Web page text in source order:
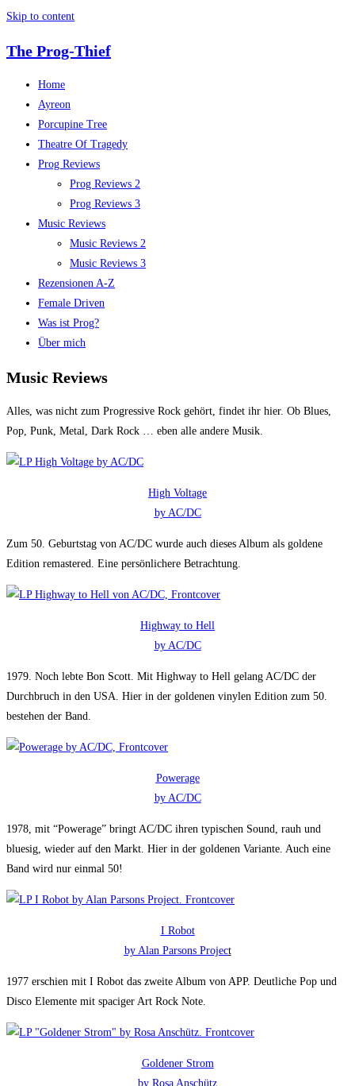
Skip to content
The Prog-Thief
Home
Ayreon
Porcupine Tree
Theatre Of Tragedy
Prog Reviews
Prog Reviews 2
Prog Reviews 3
Music Reviews
Music Reviews 2
Music Reviews 3
Rezensionen A-Z
Female Driven
Was ist Prog?
Über mich
Music Reviews
Alles, was nicht zum Progressive Rock gehört, findet ihr hier. Ob Blues,
Pop, Punk, Metal, Dark Rock … eben alle andere Musik.
High Voltage
by AC/DC
Zum 50. Geburtstag von AC/DC wurde auch dieses Album als goldene
Edition remastered. Eine persönlichere Betrachtung.
Highway to Hell
by AC/DC
1979. Noch lebte Bon Scott. Mit Highway to Hell gelang AC/DC der
Durchbruch in den USA. Hier in der goldenen vinylen Edition zum 50.
bestehen der Band.
Powerage
by AC/DC
1978, mit “Powerage” bringt AC/DC ihren typischen Sound, rauh und
bluesig, wieder auf den Markt. Hier in der goldenen Variante. Auch eine
Band wird nur einmal 50!
I Robot
by Alan Parsons Project
1977 erschien mit I Robot das zweite Album von APP. Deutliche Pop und
Disco Elemente mit spaciger Art Rock Note.
Goldener Strom
by Rosa Anschütz